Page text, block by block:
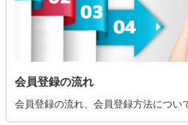
会員登録の流れ
会員登録の流れ、会員登録方法につい